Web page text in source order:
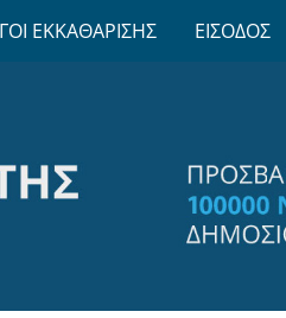
ΕΚΚΑΘΑΡΙΣΗΣ ΕΙΣΟΔΟΣ